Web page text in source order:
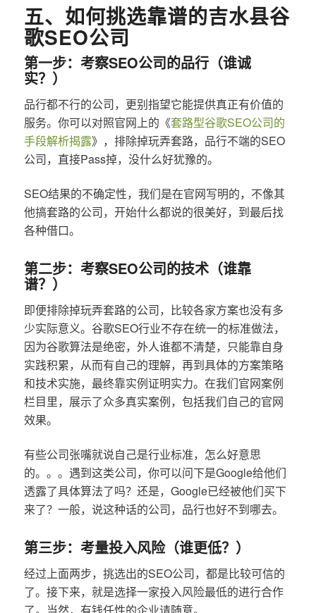
五、如何挑选靠谱的吉水县谷
歌SEO公司
第一步：考察SEO公司的品行（谁诚
实？）
品行都不行的公司，更别指望它能提供真正有价值的
服务。你可以对照官网上的《套路型谷歌SEO公司的
手段解析揭露》，排除掉玩弄套路，品行不端的SEO
公司，直接Pass掉，没什么好犹豫的。
SEO结果的不确定性，我们是在官网写明的，不像其
他搞套路的公司，开始什么都说的很美好，到最后找
各种借口。
第二步：考察SEO公司的技术（谁靠
谱？）
即便排除掉玩弄套路的公司，比较各家方案也没有多
少实际意义。谷歌SEO行业不存在统一的标准做法，
因为谷歌算法是绝密，外人谁都不清楚，只能靠自身
实践积累，从而有自己的理解，再到具体的方案策略
和技术实施，最终靠实例证明实力。在我们官网案例
栏目里，展示了众多真实案例，包括我们自己的官网
效果。
有些公司张嘴就说自己是行业标准，怎么好意思
的。。。遇到这类公司，你可以问下是Google给他们
透露了具体算法了吗？还是，Google已经被他们买下
来了？一般，说这种话的公司，品行也好不到哪去。
第三步：考量投入风险（谁更低？）
经过上面两步，挑选出的SEO公司，都是比较可信的
了。接下来，就是选择一家投入风险最低的进行合作